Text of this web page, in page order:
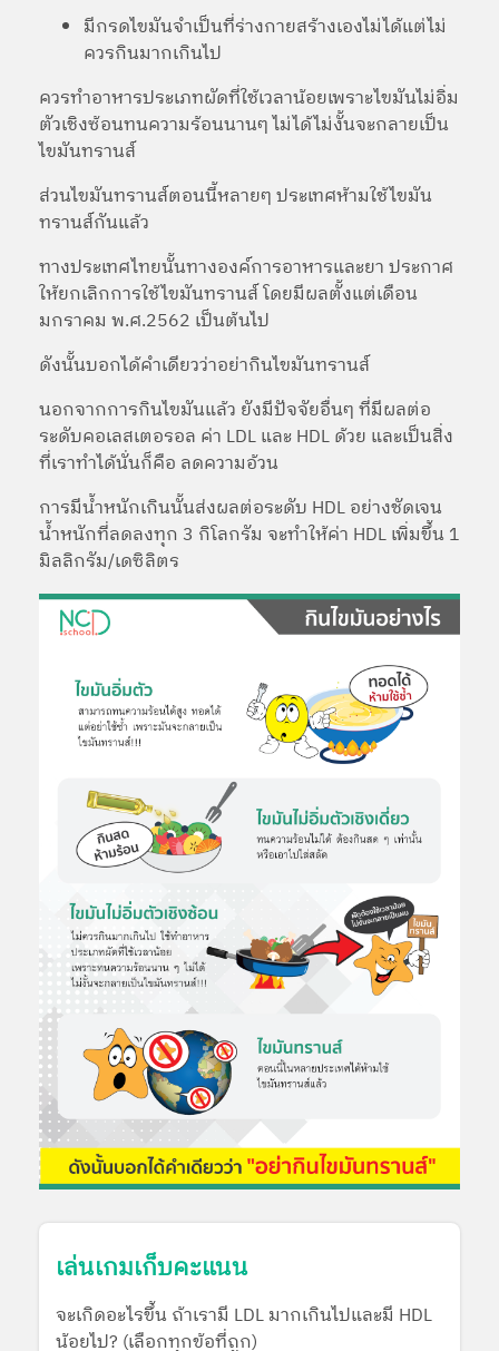
มีกรดไขมันจำเป็นที่ร่างกายสร้างเองไม่ได้แต่ไม่
ควรกินมากเกินไป
ควรทำอาหารประเภทผัดที่ใช้เวลาน้อยเพราะไขมันไม่อิ่ม
ตัวเชิงซ้อนทนความร้อนนานๆ ไม่ได้ไม่งั้นจะกลายเป็น
ไขมันทรานส์
ส่วนไขมันทรานส์ตอนนี้หลายๆ ประเทศห้ามใช้ไขมัน
ทรานส์กันแล้ว
ทางประเทศไทยนั้นทางองค์การอาหารและยา ประกาศ
ให้ยกเลิกการใช้ไขมันทรานส์ โดยมีผลตั้งแต่เดือน
มกราคม พ.ศ.2562 เป็นต้นไป
ดังนั้นบอกได้คำเดียวว่าอย่ากินไขมันทรานส์
นอกจากการกินไขมันแล้ว ยังมีปัจจัยอื่นๆ ที่มีผลต่อ
ระดับคอเลสเตอรอล ค่า LDL และ HDL ด้วย และเป็นสิ่ง
ที่เราทำได้นั่นก็คือ ลดความอ้วน
การมีน้ำหนักเกินนั้นส่งผลต่อระดับ HDL อย่างชัดเจน
น้ำหนักที่ลดลงทุก 3 กิโลกรัม จะทำให้ค่า HDL เพิ่มขึ้น 1
มิลลิกรัม/เดซิลิตร
เล่นเกมเก็บคะแนน
จะเกิดอะไรขึ้น ถ้าเรามี LDL มากเกินไปและมี HDL
น้อยไป? (เลือกทุกข้อที่ถูก)